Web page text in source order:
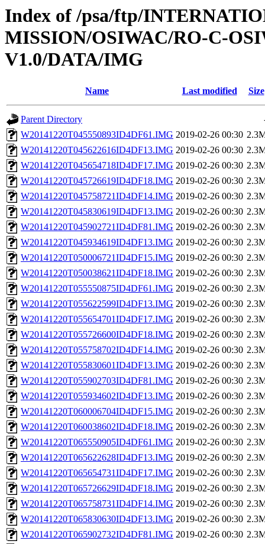
Index of /psa/ftp/
MISSION/OSIWAC/RO-C-
V1.0/DATA/IMG
Name Last modified Size
Parent Directory
W20141220T045550893ID4DF61.IMG 2019-02-26 00:30
W20141220T045622616ID4DF13.IMG 2019-02-26 00:30
W20141220T045654718ID4DF17.IMG 2019-02-26 00:30
W20141220T045726619ID4DF18.IMG 2019-02-26 00:30
W20141220T045758721ID4DF14.IMG 2019-02-26 00:30
W20141220T045830619ID4DF13.IMG 2019-02-26 00:30
W20141220T045902721ID4DF81.IMG 2019-02-26 00:30
W20141220T045934619ID4DF13.IMG 2019-02-26 00:30
W20141220T050006721ID4DF15.IMG 2019-02-26 00:30
W20141220T050038621ID4DF18.IMG 2019-02-26 00:30
W20141220T055550875ID4DF61.IMG 2019-02-26 00:30
W20141220T055622599ID4DF13.IMG 2019-02-26 00:30
W20141220T055654701ID4DF17.IMG 2019-02-26 00:30
W20141220T055726600ID4DF18.IMG 2019-02-26 00:30
W20141220T055758702ID4DF14.IMG 2019-02-26 00:30
W20141220T055830601ID4DF13.IMG 2019-02-26 00:30
W20141220T055902703ID4DF81.IMG 2019-02-26 00:30
W20141220T055934602ID4DF13.IMG 2019-02-26 00:30
W20141220T060006704ID4DF15.IMG 2019-02-26 00:30
W20141220T060038602ID4DF18.IMG 2019-02-26 00:30
W20141220T065550905ID4DF61.IMG 2019-02-26 00:30
W20141220T065622628ID4DF13.IMG 2019-02-26 00:30
W20141220T065654731ID4DF17.IMG 2019-02-26 00:30
W20141220T065726629ID4DF18.IMG 2019-02-26 00:30
W20141220T065758731ID4DF14.IMG 2019-02-26 00:30
W20141220T065830630ID4DF13.IMG 2019-02-26 00:30
W20141220T065902732ID4DF81.IMG 2019-02-26 00:30